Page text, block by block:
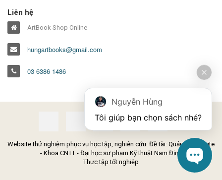
Liên hệ
ArtBook Shop Online
hungartbooks@gmail.com
03 6386 1486
Website thử nghiệm phục vụ học tập, nghiên cứu. Đề tài: Quản lý Website
- Khoa CNTT - Đại học sư phạm Kỹ thuật Nam Định
Thực tập tốt nghiệp
Nguyễn Hùng
Tôi giúp bạn chọn sách nhé?